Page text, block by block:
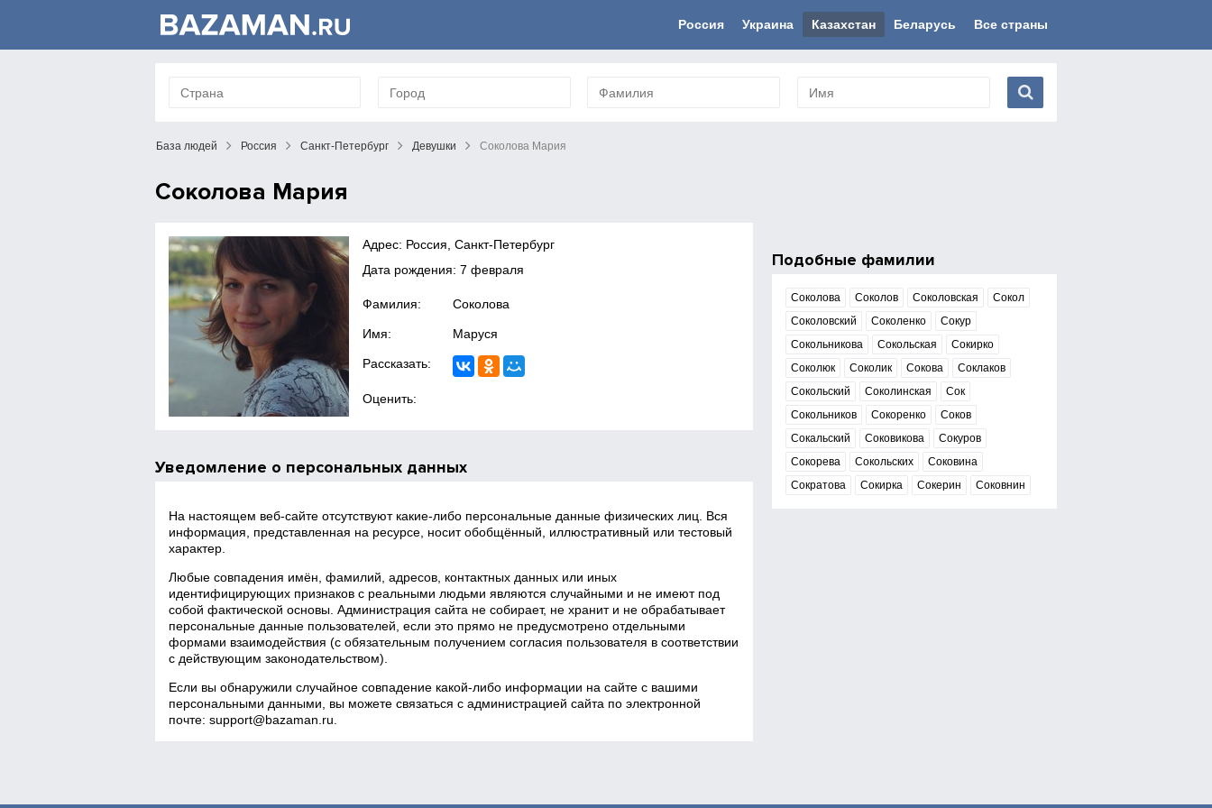
Россия Украина Казахстан Беларусь Все страны
База людей Россия Санкт-Петербург Девушки Соколова Мария
Соколова Мария
Адрес: Россия, Санкт-Петербург
Дата рождения: 7 февраля
Фамилия: Соколова
Имя: Маруся
Рассказать:
Оценить:
Уведомление о персональных данных
На настоящем веб‑сайте отсутствуют какие‑либо персональные данные физических лиц. Вся
информация, представленная на ресурсе, носит обобщённый, иллюстративный или тестовый
характер.
Любые совпадения имён, фамилий, адресов, контактных данных или иных
идентифицирующих признаков с реальными людьми являются случайными и не имеют под
собой фактической основы. Администрация сайта не собирает, не хранит и не обрабатывает
персональные данные пользователей, если это прямо не предусмотрено отдельными
формами взаимодействия (с обязательным получением согласия пользователя в соответствии
с действующим законодательством).
Если вы обнаружили случайное совпадение какой‑либо информации на сайте с вашими
персональными данными, вы можете связаться с администрацией сайта по электронной
почте:support@bazaman.ru
Подобные фамилии
Соколова Соколов Соколовская
Сокол
Соколовский
Соколенко
Сокур
Сокольникова
Сокольская
Сокирко
Соколюк
Соколик Сокова
Соклаков
Сокольский
Соколинская
Сок
Сокольников
Сокоренко
Соков
Сокальский
Соковикова
Сокуров
Сокорева
Сокольских
Соковина
Сократова
Сокирка Сокерин Соковнин